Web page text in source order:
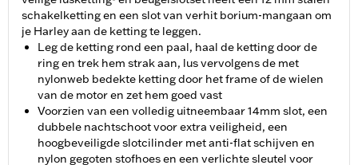
schakelketting en een slot van verhit borium-mangaan om
je Harley aan de ketting te leggen.
Leg de ketting rond een paal, haal de ketting door de
ring en trek hem strak aan, lus vervolgens de met
nylonweb bedekte ketting door het frame of de wielen
van de motor en zet hem goed vast
Voorzien van een volledig uitneembaar 14mm slot, een
dubbele nachtschoot voor extra veiligheid, een
hoogbeveiligde slotcilinder met anti-flat schijven en
nylon gegoten stofhoes en een verlichte sleutel voor